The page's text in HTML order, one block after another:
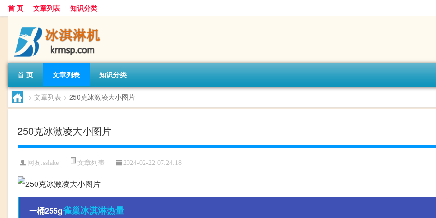
首 页 文章列表 知识分类
首 页 文章列表 知识分类
> 文章列表 > 250克冰激凌大小图片
250克冰激凌大小图片
网友:sslake 文章列表 2024-02-22 07:24:18
一桶255g雀巢冰淇淋热量